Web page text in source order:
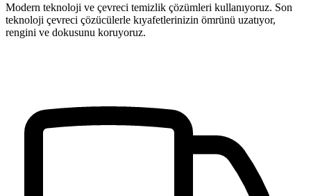
Modern teknoloji ve çevreci temizlik çözümleri kullanıyoruz. Son
teknoloji çevreci çözücülerle kıyafetlerinizin ömrünü uzatıyor,
rengini ve dokusunu koruyoruz.